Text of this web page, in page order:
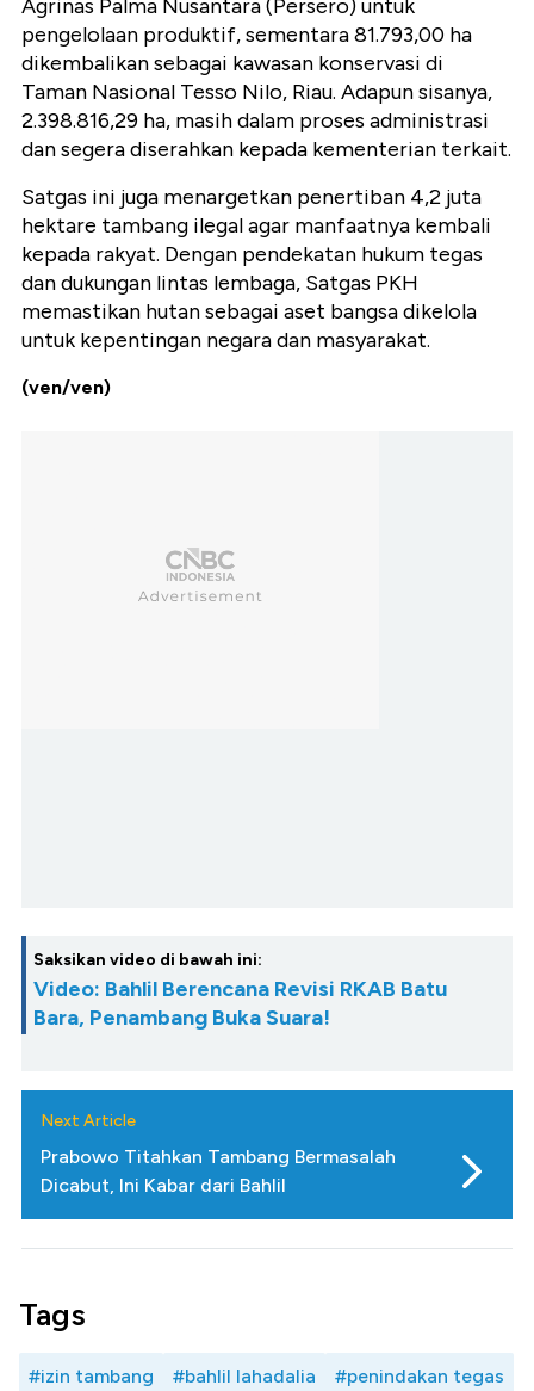
Agrinas Palma Nusantara (Persero) untuk
pengelolaan produktif, sementara 81.793,00 ha
dikembalikan sebagai kawasan konservasi di
Taman Nasional Tesso Nilo, Riau. Adapun sisanya,
2.398.816,29 ha, masih dalam proses administrasi
dan segera diserahkan kepada kementerian terkait.
Satgas ini juga menargetkan penertiban 4,2 juta
hektare tambang ilegal agar manfaatnya kembali
kepada rakyat. Dengan pendekatan hukum tegas
dan dukungan lintas lembaga, Satgas PKH
memastikan hutan sebagai aset bangsa dikelola
untuk kepentingan negara dan masyarakat.
(ven/ven)
Saksikan video di bawah ini:
Video: Bahlil Berencana Revisi RKAB Batu
Bara, Penambang Buka Suara!
Next Article
Prabowo Titahkan Tambang Bermasalah
Dicabut, Ini Kabar dari Bahlil
Tags
#izin tambang #bahlil lahadalia #penindakan tegas